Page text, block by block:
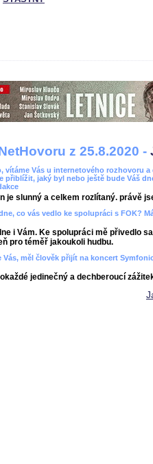
z 25.8.2020 -
vítáme Vás u internetového rozhovoru
přiblížit, jaký byl nebo ještě bude Váš
je slunný a celkem rozlítaný. právě
co vás vedlo ke spolupráci s FOK?
i Vám. Ke spolupráci mě přivedlo
pro téměř jakoukoli hudbu.
Vás, měl člověk přijít na koncert
jedinečný a dechberoucí